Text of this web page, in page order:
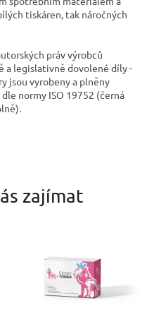
tiskáren, tak náročných
práv výrobců
a legislativně dovolené díly -
jsou vyrobeny a plněny
normy ISO 19752 (černá
zajímat